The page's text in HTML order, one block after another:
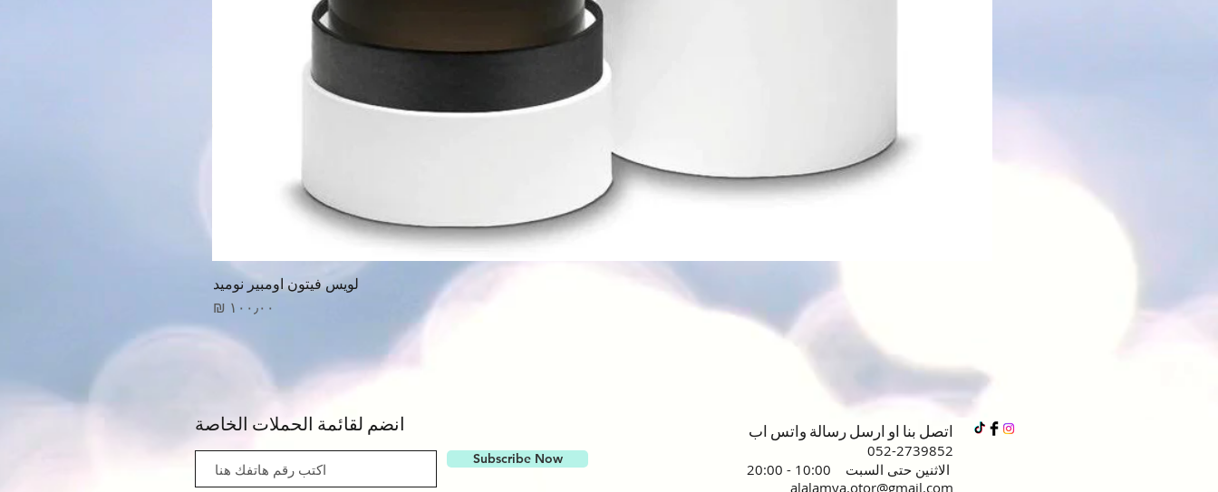
لويس فيتون اومبير نوميد
السعر
اتصل بنا او ارسل رسالة واتس اب
052-2739852
alalamya.otor@gmail.com
انضم لقائمة الحملات الخاصة
Subscribe Now